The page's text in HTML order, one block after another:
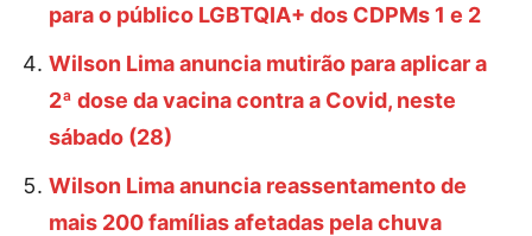
para o público LGBTQIA+ dos CDPMs 1 e 2
Wilson Lima anuncia mutirão para aplicar a
2ª dose da vacina contra a Covid, neste
sábado (28)
Wilson Lima anuncia reassentamento de
mais 200 famílias afetadas pela chuva